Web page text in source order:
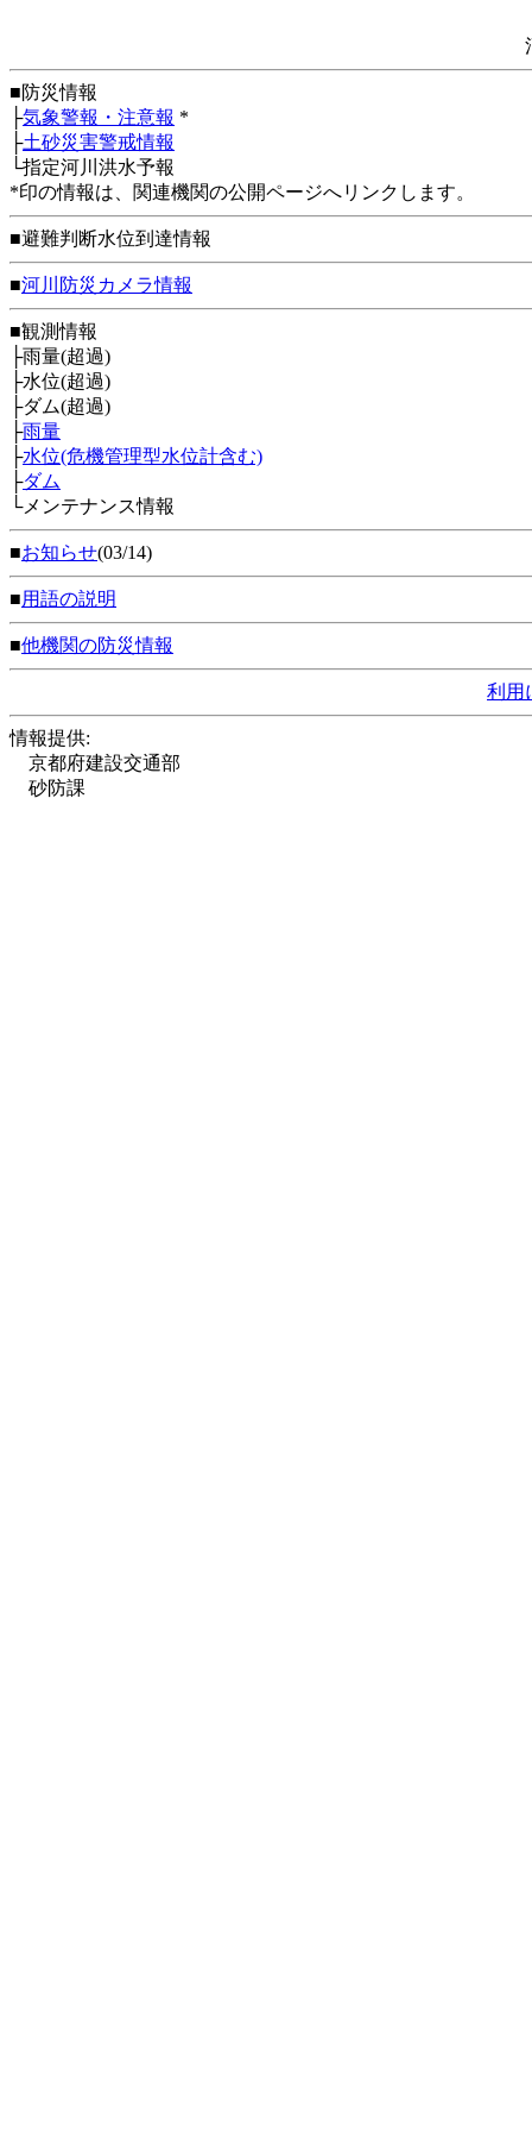
■防災情報
├気象警報・注意報 *
├土砂災害警戒情報
└指定河川洪水予報
*印の情報は、関連機関の公開ページへリンクします。
■避難判断水位到達情報
■河川防災カメラ情報
■観測情報
├雨量(超過)
├水位(超過)
├ダム(超過)
├雨量
├水位(危機管理型水位計含む)
├ダム
└メンテナンス情報
■お知らせ(03/14)
■用語の説明
■他機関の防災情報
利用
情報提供:
京都府建設交通部
砂防課